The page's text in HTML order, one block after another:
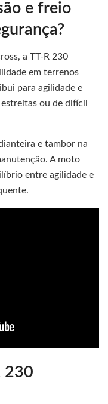
e freio
a TT-R 230
em terrenos
para agilidade e
ou de difícil
e tambor na
A moto
entre agilidade e
230